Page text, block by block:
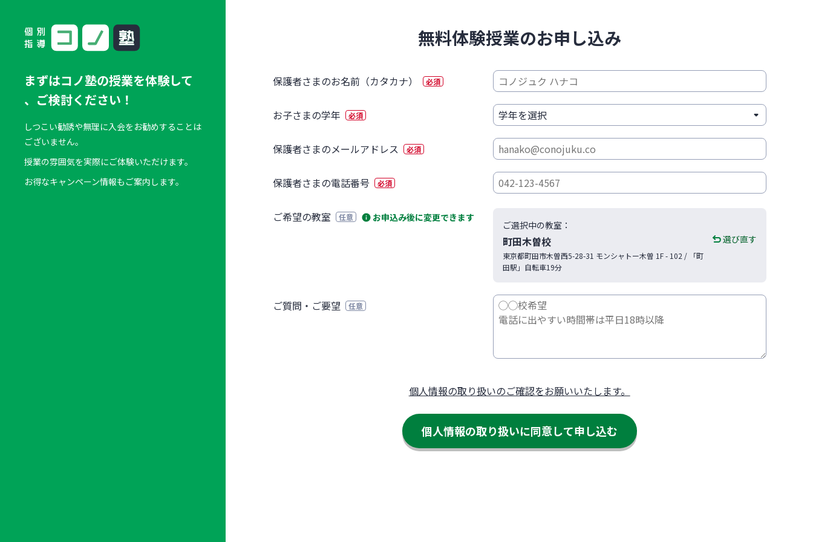
まずはコノ塾の授業を体験して
、 ご検討ください！
しつこい勧誘や無理に入会をお勧めすることは
ございません。
授業の雰囲気を実際にご体験いただけます。
お得なキャンペーン情報もご案内します。
無料体験授業のお申し込み
保護者さまのお名前（カタカナ） 必須
お子さまの学年 必須
保護者さまのメールアドレス 必須
保護者さまの電話番号 必須
ご希望の教室 任意 お申込み後に変更できます
ご選択中の教室：
町田木曽校
東京都町田市木曽西5-28-31 モンシャトー木曽 1F - 102 / 「町
田駅」自転車19分
選び直す
ご質問・ご要望 任意
個人情報の取り扱いのご確認をお願いいたします。
個人情報の取り扱いに同意して申し込む